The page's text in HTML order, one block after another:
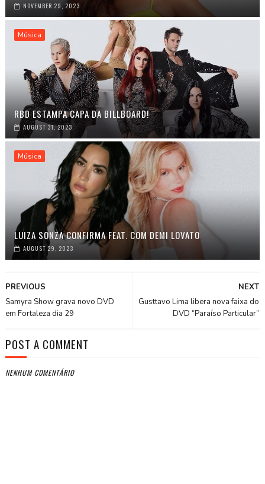
NOVEMBER 29, 2023
Música
RBD ESTAMPA CAPA DA BILLBOARD!
AUGUST 31, 2023
Música
LUIZA SONZA CONFIRMA FEAT. COM DEMI LOVATO
AUGUST 29, 2023
NEXT
Gusttavo Lima libera nova faixa do
DVD “Paraíso Particular”
PREVIOUS
Samyra Show grava novo DVD
em Fortaleza dia 29
POST A COMMENT
NENHUM COMENTÁRIO